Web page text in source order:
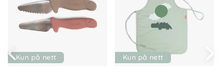
Kun på nett Kun på nett